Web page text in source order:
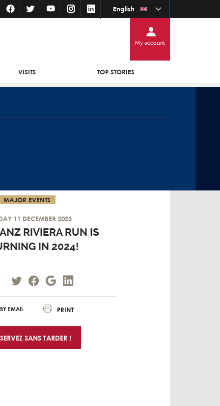
English
My account
VISITS TOP STORIES
MAJOR EVENTS
11 DECEMBER 2023
RIVIERA RUN IS
IN 2024!
EMAIL PRINT
SANS TARDER !